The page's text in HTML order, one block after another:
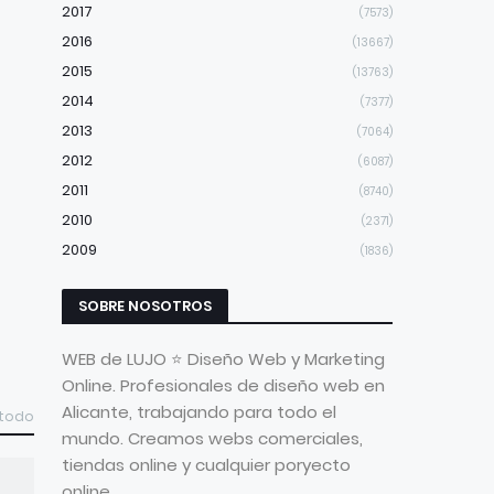
2017 (7573)
2016 (13667)
2015 (13763)
2014 (7377)
2013 (7064)
2012 (6087)
2011 (8740)
2010 (2371)
2009 (1836)
SOBRE NOSOTROS
WEB de LUJO ⭐ Diseño Web y Marketing
Online. Profesionales de diseño web en
Alicante, trabajando para todo el
mundo. Creamos webs comerciales,
tiendas online y cualquier poryecto